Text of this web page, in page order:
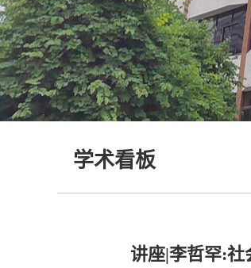
学术看板
讲座|李哲罕: